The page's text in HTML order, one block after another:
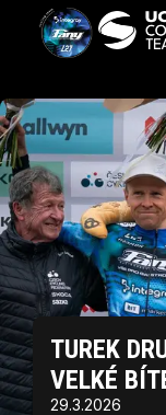
TUREK
VELKÉ
29.3.2026